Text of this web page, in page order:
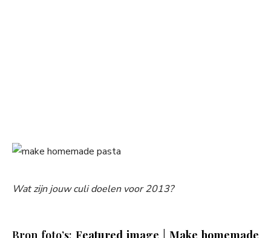
Wat zijn jouw culi doelen voor 2013?
Bron foto’s: Featured image Make homemade